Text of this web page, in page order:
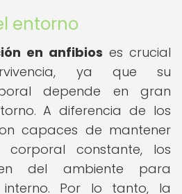
entorno
en anfibios es crucial
ya que su
depende en gran
A diferencia de los
capaces de mantener
corporal constante, los
del ambiente para
Por lo tanto, la